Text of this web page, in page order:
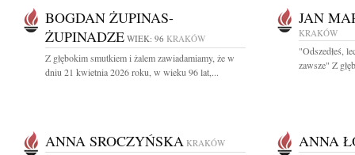
BOGDAN ŻUPINAS-
ŻUPINADZE WIEK: 96 KRAKÓW
Z głębokim smutkiem i żalem zawiadamiamy, że w
dniu 21 kwietnia 2026 roku, w wieku 96 lat,...
JAN
KRAKÓW
"Odszedłeś,
zawsze" Z
ANNA SROCZYŃSKA KRAKÓW ANNA